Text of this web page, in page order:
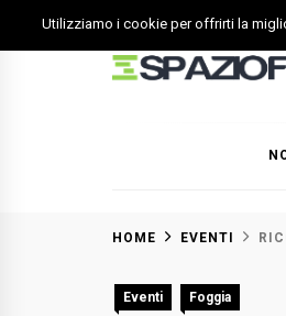
to
HOME EVENTI
Eventi Foggia
Utilizziamo i cookie per offrirti la